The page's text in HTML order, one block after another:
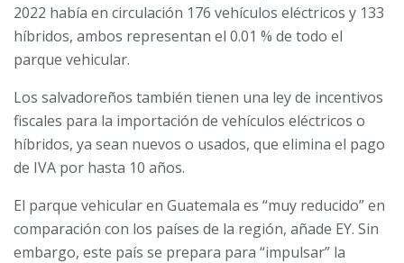
2022 había en circulación 176 vehículos eléctricos y 133
híbridos, ambos representan el 0.01 % de todo el
parque vehicular.
Los salvadoreños también tienen una ley de incentivos
fiscales para la importación de vehículos eléctricos o
híbridos, ya sean nuevos o usados, que elimina el pago
de IVA por hasta 10 años.
El parque vehicular en Guatemala es “muy reducido” en
comparación con los países de la región, añade EY. Sin
embargo, este país se prepara para “impulsar” la